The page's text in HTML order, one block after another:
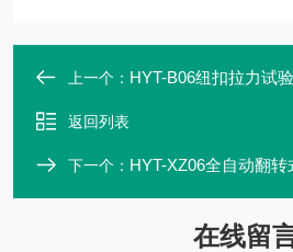
上一个： HYT-B06纽扣拉力试
返回列表
下一个： HYT-XZ06全自动翻转
在线留